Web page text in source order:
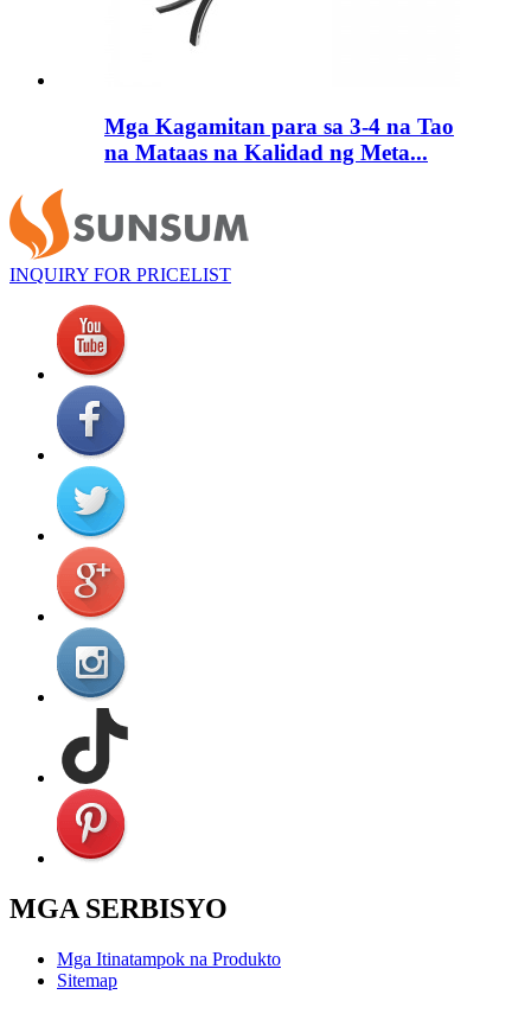
Mga Kagamitan para sa 3-4 na Tao
na Mataas na Kalidad ng Meta...
INQUIRY FOR PRICELIST
MGA SERBISYO
Mga Itinatampok na Produkto
Sitemap